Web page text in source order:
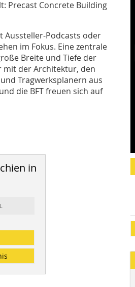
Precast Concrete Building
Aussteller-Podcasts oder
im Fokus. Eine zentrale
Breite und Tiefe der
mit der Architektur, den
Tragwerksplanern aus
die BFT freuen sich auf
in